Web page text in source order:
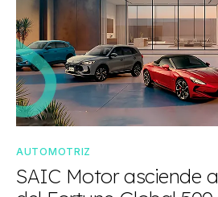
AUTOMOTRIZ
SAIC Motor asciende